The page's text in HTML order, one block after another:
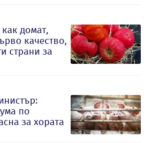
домат,
качество,
страни за
по
за хората